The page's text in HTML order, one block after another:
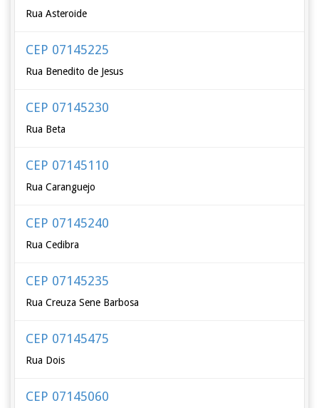
Rua Asteroide
CEP 07145225
Rua Benedito de Jesus
CEP 07145230
Rua Beta
CEP 07145110
Rua Caranguejo
CEP 07145240
Rua Cedibra
CEP 07145235
Rua Creuza Sene Barbosa
CEP 07145475
Rua Dois
CEP 07145060